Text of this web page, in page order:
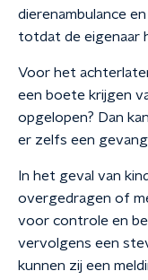
dierenambulance
totdat de eigenaar
Voor het
een boete krijgen
opgelopen? Dan
er zelfs een
In het geval van
overgedragen of
voor controle en
vervolgens een
kunnen zij een